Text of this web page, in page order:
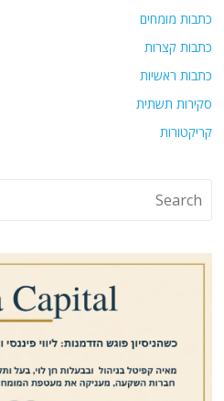
כתבות מומחים
כתבות קצרות
כתבות ראשיות
סקירות תשתית
קריקטורות